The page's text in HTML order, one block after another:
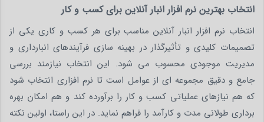
انتخاب بهترین نرم‌ افزار انبار آنلاین برای کسب ‌و کار
انتخاب نرم افزار انبار آنلاین مناسب برای هر کسب و کاری یکی از
تصمیمات کلیدی و تأثیرگذار در بهینه سازی فرآیندهای انبارداری و
مدیریت موجودی محسوب می شود. این انتخاب نیازمند بررسی
جامع و دقیق مجموعه ای از عوامل است تا نرم افزاری انتخاب شود
که هم نیازهای عملیاتی کسب و کار را برآورده کند و هم امکان بهره
برداری طولانی مدت و کارآمد را فراهم نماید. در این راستا، اولین نکته